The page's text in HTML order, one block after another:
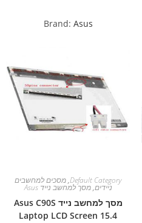
Brand: Asus
Default Category
,מסכים למחשבים
ניידים,מסך למחשב נייד Asus
מסך למחשב נייד Asus C90S
Laptop LCD Screen 15.4